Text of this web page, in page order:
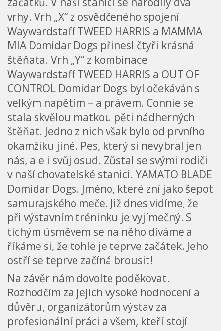
vrhy. Vrh „X“ z osvědčeného spojení
Waywardstaff TWEED HARRIS a MAMMA
MIA Domidar Dogs přinesl čtyři krásná
štěňata. Vrh „Y“ z kombinace
Waywardstaff TWEED HARRIS a OUT OF
CONTROL Domidar Dogs byl očekáván s
velkým napětím – a právem. Connie se
stala skvělou matkou pěti nádherných
štěňat. Jedno z nich však bylo od prvního
okamžiku jiné. Pes, který si nevybral jen
nás, ale i svůj osud. Zůstal se svými rodiči
v naší chovatelské stanici. YAMATO BLADE
Domidar Dogs. Jméno, které zní jako šepot
samurajského meče. Již dnes vidíme, že
při výstavním tréninku je vyjímečný. S
tichým úsměvem se na něho díváme a
říkáme si, že tohle je teprve začátek. Jeho
ostří se teprve začíná brousit!
Na závěr nám dovolte poděkovat.
Rozhodčím za jejich vysoké hodnocení a
důvěru, organizátorům výstav za
profesionální práci a všem, kteří stojí